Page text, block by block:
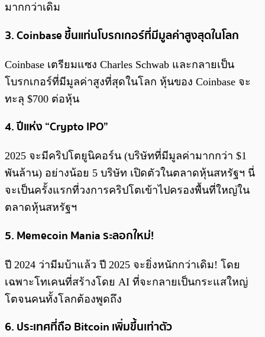
มากกว่าเดิม
3. Coinbase ขึ้นแท่นโบรกเกอร์ที่มีมูลค่าสูงสุดในโลก
Coinbase เตรียมแซง Charles Schwab และกลายเป็น
โบรกเกอร์ที่มีมูลค่าสูงที่สุดในโลก หุ้นของ Coinbase จะ
ทะลุ $700 ต่อหุ้น
4. ปีแห่ง “Crypto IPO”
2025 จะมีคริปโตยูนิคอร์น (บริษัทที่มีมูลค่ามากกว่า $1
พันล้าน) อย่างน้อย 5 บริษัท เปิดตัวในตลาดหุ้นสหรัฐฯ นี่
จะเป็นครั้งแรกที่วงการคริปโตเข้าไปครองพื้นที่ใหญ่ใน
ตลาดหุ้นสหรัฐฯ
5. Memecoin Mania ระลอกใหม่!
ปี 2024 ว่ามีมบ้าแล้ว ปี 2025 จะยิ่งหนักกว่าเดิม! โดย
เฉพาะโทเคนที่สร้างโดย AI ที่จะกลายเป็นกระแสใหญ่
โตจนคนทั้งโลกต้องพูดถึง
6. ประเทศที่ถือ Bitcoin เพิ่มขึ้นเท่าตัว